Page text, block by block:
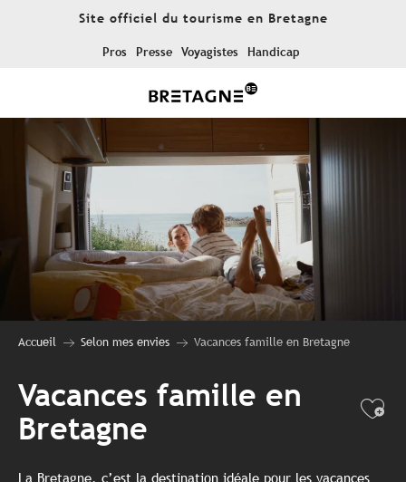
Site officiel du tourisme en Bretagne
Pros Presse Voyagistes Handicap
Accueil Selon mes envies Vacances famille en Bretagne
Vacances famille en
Bretagne
La Bretagne, c’est la destination idéale pour les vacances